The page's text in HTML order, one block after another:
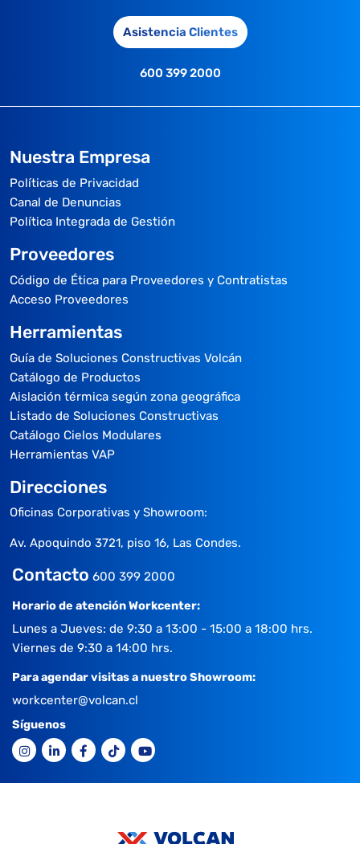
Asistencia Clientes
600 399 2000
Nuestra Empresa
Políticas de Privacidad
Canal de Denuncias
Política Integrada de Gestión
Proveedores
Código de Ética para Proveedores y Contratistas
Acceso Proveedores
Herramientas
Guía de Soluciones Constructivas Volcán
Catálogo de Productos
Aislación térmica según zona geográfica
Listado de Soluciones Constructivas
Catálogo Cielos Modulares
Herramientas VAP
Direcciones
Oficinas Corporativas y Showroom:
Av. Apoquindo 3721, piso 16, Las Condes.
Contacto 600 399 2000
Horario de atención Workcenter:
Lunes a Jueves: de 9:30 a 13:00 - 15:00 a 18:00 hrs.
Viernes de 9:30 a 14:00 hrs.
Para agendar visitas a nuestro Showroom:
workcenter@volcan.cl
Síguenos